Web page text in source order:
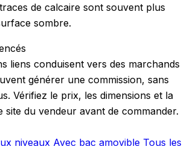
de calcaire sont souvent plus
sombre.
liens conduisent vers des marchands
générer une commission, sans
Vérifiez le prix, les dimensions et la
site du vendeur avant de commander.
niveaux Avec bac amovible Tous les